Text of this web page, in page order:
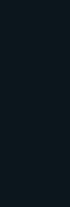
bei
17,58 am 8.
45.951,42 DM
vom
Zur
ihrer
nicht
der
Lotsen über
vor der
eine
R sei nicht
wendet
hierzu vor: